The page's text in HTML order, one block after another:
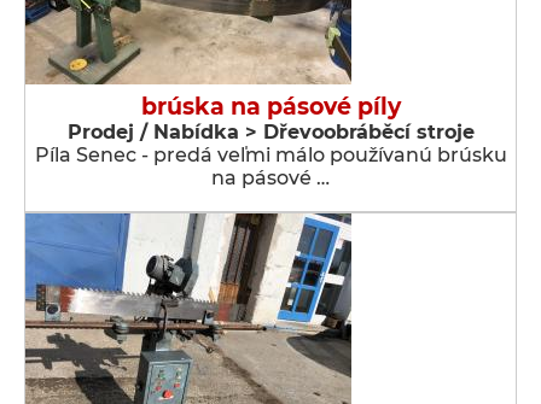
brúska na pásové píly
Prodej / Nabídka > Dřevoobráběcí stroje
Píla Senec - predá veľmi málo používanú brúsku
na pásové …